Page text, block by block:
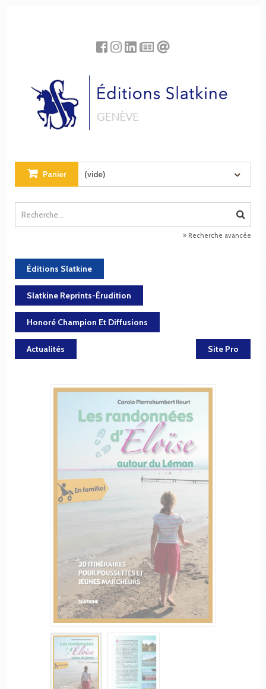
Panier (vide)
Recherche avancée
Éditions Slatkine
Slatkine Reprints-Érudition
Honoré Champion Et Diffusions
Actualités Site Pro